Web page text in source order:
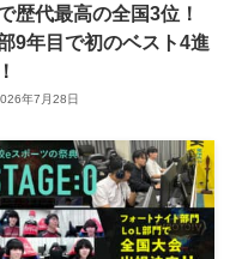
歴代最高の全国3位！
9年目で初のベスト4進
年7月28日